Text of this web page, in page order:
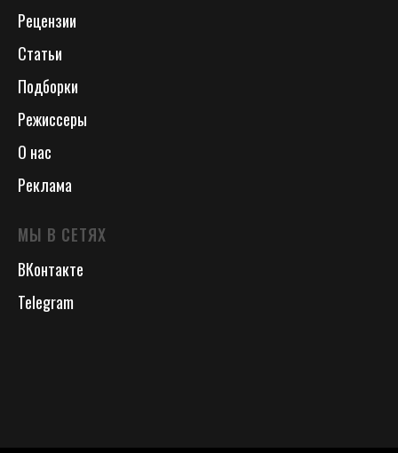
Рецензии
Статьи
Подборки
Режиссеры
О нас
Реклама
МЫ В СЕТЯХ
ВКонтакте
Telegram